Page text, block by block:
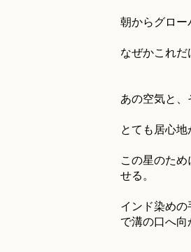
朝からグロー
なぜかこれだ
あの空気と、
とても居心地
この星のた
せる。
インド染め
で溝の口へ向